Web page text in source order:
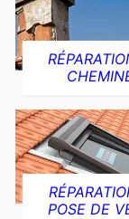
POSE DE